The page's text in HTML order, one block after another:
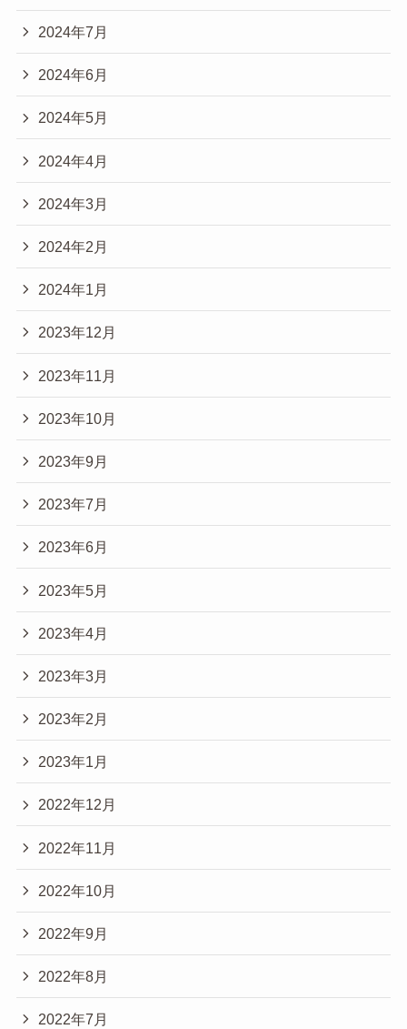
2024年7月
2024年6月
2024年5月
2024年4月
2024年3月
2024年2月
2024年1月
2023年12月
2023年11月
2023年10月
2023年9月
2023年7月
2023年6月
2023年5月
2023年4月
2023年3月
2023年2月
2023年1月
2022年12月
2022年11月
2022年10月
2022年9月
2022年8月
2022年7月